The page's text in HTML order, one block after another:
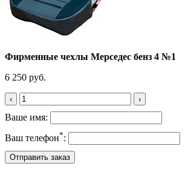
Фирменные чехлы Мерседес бенз 4 №1
6 250 руб.
‹ ›
Ваше имя:
Ваш телефон*: